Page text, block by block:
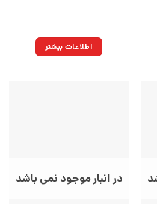
اطلاعات بیشتر
در انبار موجود نمی باشد